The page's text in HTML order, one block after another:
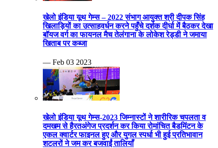
खेलो इंडिया यूथ गेम्स – 2022 संभाग आयुक्त श्री दीपक सिंह
खिलाड़ियों का उत्साहवर्धन करने पहुँचे दर्शक दीर्घा में बैठकर देखा
बॉयज वर्ग का फायनल मैच तेलंगाना के लोकेश रेड्डी ने जमाया
खिताब पर कब्जा
— Feb 03 2023
खेलो इंडिया यूथ गेम्स-2023 जिम्नास्टों ने शारीरिक चपलता व
दमखम से हैरतअंगेज प्रदर्शन कर किया रोमांचित बैडमिंटन के
एकल क्वार्टर फाइनल हुए और युगल स्पर्धा भी हुई प्रतिभावान
शटलरों ने जम कर बजवाईं तालियाँ